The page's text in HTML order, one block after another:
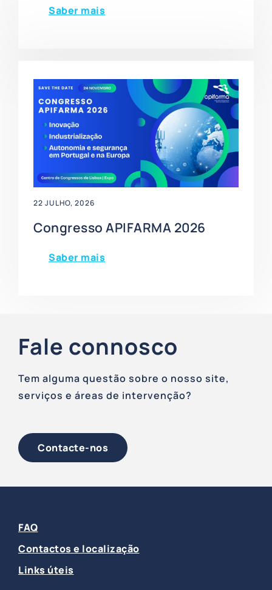
Saber mais
22 JULHO, 2026
Congresso APIFARMA 2026
Saber mais
Fale connosco
Tem alguma questão sobre o nosso site,
serviços e áreas de intervenção?
Contacte-nos
FAQ
Contactos e localização
Links úteis